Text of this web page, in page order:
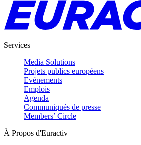
Services
Media Solutions
Projets publics européens
Evénements
Emplois
Agenda
Communiqués de presse
Members’ Circle
À Propos d'Euractiv